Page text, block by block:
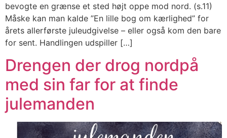
bevogte en grænse et sted højt oppe mod nord. (s.11)
Måske kan man kalde ”En lille bog om kærlighed” for
årets allerførste juleudgivelse – eller også kom den bare
for sent. Handlingen udspiller […]
Drengen der drog nordpå
med sin far for at finde
julemanden